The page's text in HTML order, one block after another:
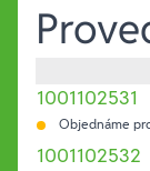
1001102531
Objednáme
1001102532